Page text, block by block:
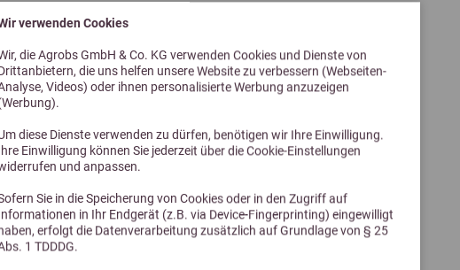
verwenden Cookies
die Agrobs GmbH & Co. KG verwenden Cookies und Dienste von
die uns helfen unsere Website zu verbessern (Webseiten-
Videos) oder ihnen personalisierte Werbung anzuzeigen
diese Dienste verwenden zu dürfen, benötigen wir Ihre Einwilligung.
Einwilligung können Sie jederzeit über die Cookie-Einstellungen
und anpassen.
Sie in die Speicherung von Cookies oder in den Zugriff auf
in Ihr Endgerät (z.B. via Device-Fingerprinting) eingewilligt
erfolgt die Datenverarbeitung zusätzlich auf Grundlage von § 25
1 TDDDG.
7,50 € ab 7,10 €